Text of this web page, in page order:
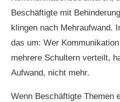
Beschäftigte mit
klingen nach Mehraufwand.
das um: Wer
mehrere Schultern verteilt,
Aufwand, nicht mehr.
Wenn Beschäftigte Themen